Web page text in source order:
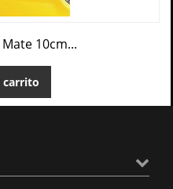
10cm...
carrito